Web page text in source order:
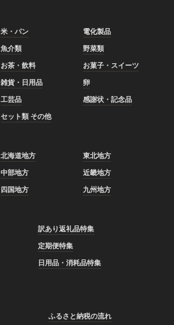
米・パン
電化製品
魚介類
野菜類
お茶・飲料
お菓子・スイーツ
雑貨・日用品
卵
工芸品
感謝状・記念品
セット類 その他
北海道地方
東北地方
中部地方
近畿地方
四国地方 九州地方
訳あり返礼品特集
定期便特集
日用品・消耗品特集
ふるさと納税の流れ